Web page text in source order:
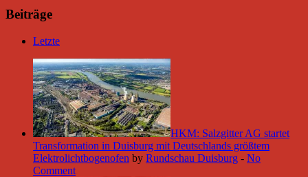
Beiträge
Letzte
HKM: Salzgitter AG startet
Transformation in Duisburg mit Deutschlands größtem
Elektrolichtbogenofen by Rundschau Duisburg - No
Comment